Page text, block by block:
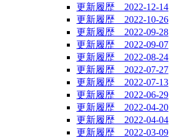
更新履歴 2022-12-14
更新履歴 2022-10-26
更新履歴 2022-09-28
更新履歴 2022-09-07
更新履歴 2022-08-24
更新履歴 2022-07-27
更新履歴 2022-07-13
更新履歴 2022-06-29
更新履歴 2022-04-20
更新履歴 2022-04-04
更新履歴 2022-03-09